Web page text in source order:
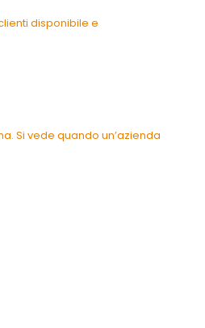
disponibile e
Si vede quando un’azienda